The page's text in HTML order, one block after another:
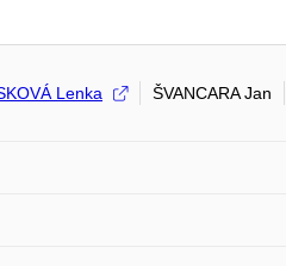
Lenka ŠVANCARA Jan